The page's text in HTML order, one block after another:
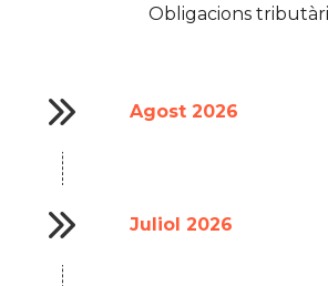
Obligacions
Agost 2026
Juliol 2026